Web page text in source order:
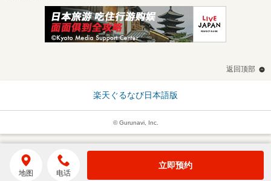
返回顶部
楽天ぐるなび日本語版
© Gurunavi, Inc.
地图 电话
立即预约